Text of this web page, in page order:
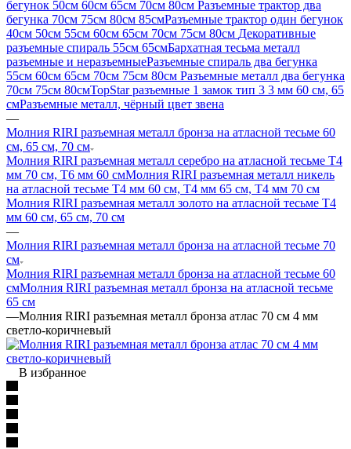
бегунок 50см 60см 65см 70см 80см Разъемные трактор два
бегунка 70см 75см 80см 85смРазъемные трактор один бегунок
40см 50см 55см 60см 65см 70см 75см 80см Декоративные
разъемные спираль 55см 65смБархатная тесьма металл
разъемные и неразъемныеРазъемные спираль два бегунка
55см 60см 65см 70см 75см 80см Разъемные металл два бегунка
70см 75см 80смTopStar разъемные 1 замок тип 3 3 мм 60 см, 65
смРазъемные металл, чёрный цвет звена
—
Молния RIRI разъемная металл бронза на атласной тесьме 60
см, 65 см, 70 см
Молния RIRI разъемная металл серебро на атласной тесьме Т4
мм 70 см, T6 мм 60 смМолния RIRI разъемная металл никель
на атласной тесьме Т4 мм 60 см, T4 мм 65 см, T4 мм 70 см
Молния RIRI разъемная металл золото на атласной тесьме T4
мм 60 см, 65 см, 70 см
—
Молния RIRI разъемная металл бронза на атласной тесьме 70
см
Молния RIRI разъемная металл бронза на атласной тесьме 60
смМолния RIRI разъемная металл бронза на атласной тесьме
65 см
—Молния RIRI разъемная металл бронза атлас 70 см 4 мм
светло-коричневый
В избранное